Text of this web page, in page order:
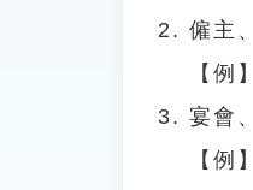
僱主
【例
宴會
【例